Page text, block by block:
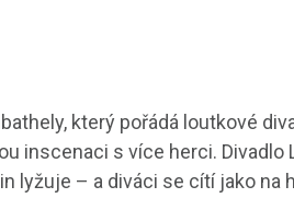
který pořádá loutkové
inscenaci s více herci. Divadlo
lyžuje – a diváci se cítí jako na